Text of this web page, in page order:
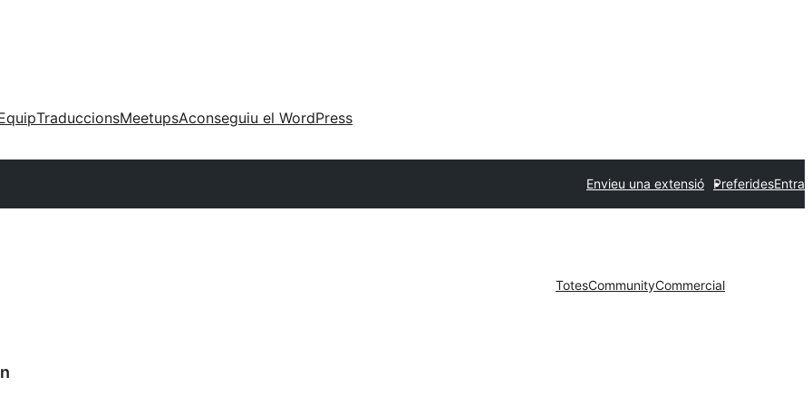
TraduccionsMeetupsAconseguiu el WordPress
Envieu una extensió PreferidesEntra
TotesCommunityCommercial